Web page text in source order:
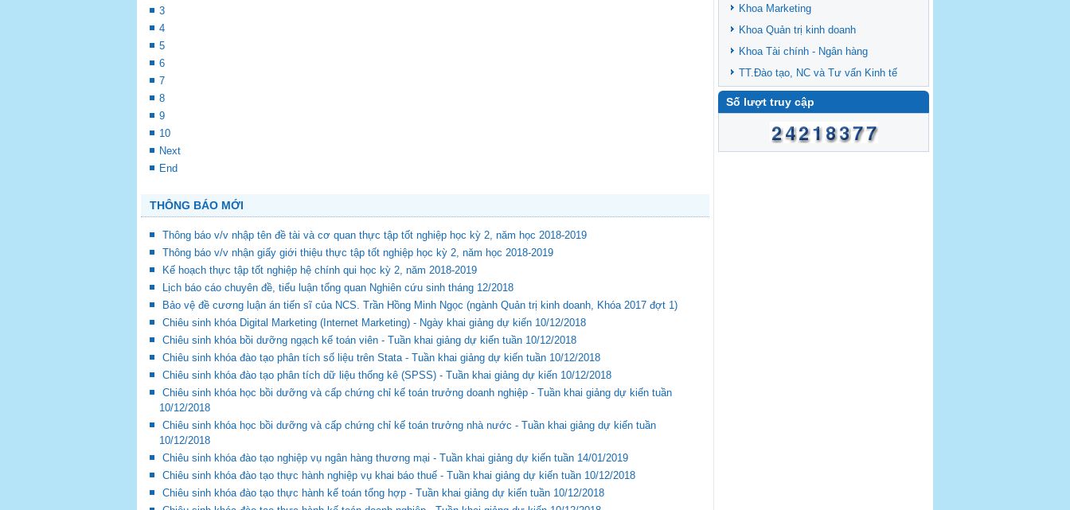
3
4
5
6
7
8
9
10
Next
End
THÔNG BÁO MỚI
Thông báo v/v nhập tên đề tài và cơ quan thực tập tốt nghiệp học kỳ 2, năm học 2018-2019
Thông báo v/v nhận giấy giới thiệu thực tập tốt nghiệp học kỳ 2, năm học 2018-2019
Kế hoạch thực tập tốt nghiệp hệ chính qui học kỳ 2, năm 2018-2019
Lịch báo cáo chuyên đề, tiểu luận tổng quan Nghiên cứu sinh tháng 12/2018
Bảo vệ đề cương luận án tiến sĩ của NCS. Trần Hồng Minh Ngọc (ngành Quản trị kinh doanh, Khóa 2017 đợt 1)
Chiêu sinh khóa Digital Marketing (Internet Marketing) - Ngày khai giảng dự kiến 10/12/2018
Chiêu sinh khóa bồi dưỡng ngạch kế toán viên - Tuần khai giảng dự kiến tuần 10/12/2018
Chiêu sinh khóa đào tạo phân tích số liệu trên Stata - Tuần khai giảng dự kiến tuần 10/12/2018
Chiêu sinh khóa đào tạo phân tích dữ liệu thống kê (SPSS) - Tuần khai giảng dự kiến 10/12/2018
Chiêu sinh khóa học bồi dưỡng và cấp chứng chỉ kế toán trưởng doanh nghiệp - Tuần khai giảng dự kiến tuần
10/12/2018
Chiêu sinh khóa học bồi dưỡng và cấp chứng chỉ kế toán trưởng nhà nước - Tuần khai giảng dự kiến tuần
10/12/2018
Chiêu sinh khóa đào tạo nghiệp vụ ngân hàng thương mại - Tuần khai giảng dự kiến tuần 14/01/2019
Chiêu sinh khóa đào tạo thực hành nghiệp vụ khai báo thuế - Tuần khai giảng dự kiến tuần 10/12/2018
Chiêu sinh khóa đào tạo thực hành kế toán tổng hợp - Tuần khai giảng dự kiến tuần 10/12/2018
Khoa Marketing
Khoa Quản trị kinh doanh
Khoa Tài chính - Ngân hàng
TT.Đào tạo, NC và Tư vấn Kinh tế
Số lượt truy cập